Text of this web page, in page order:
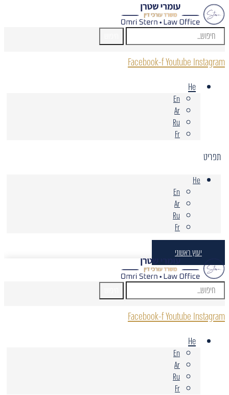
Facebook-fYoutube Instagram
He
En
Ar
Ru
Fr
תפריט
He
En
Ar
Ru
Fr
יעוץ ראשוני
Facebook-fYoutube Instagram
He
En
Ar
Ru
Fr